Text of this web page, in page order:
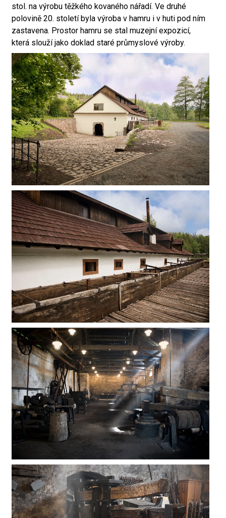
stol. na výrobu těžkého kovaného nářadí. Ve druhé
polovině 20. století byla výroba v hamru i v huti pod ním
zastavena. Prostor hamru se stal muzejní expozicí,
která slouží jako doklad staré průmyslové výroby.